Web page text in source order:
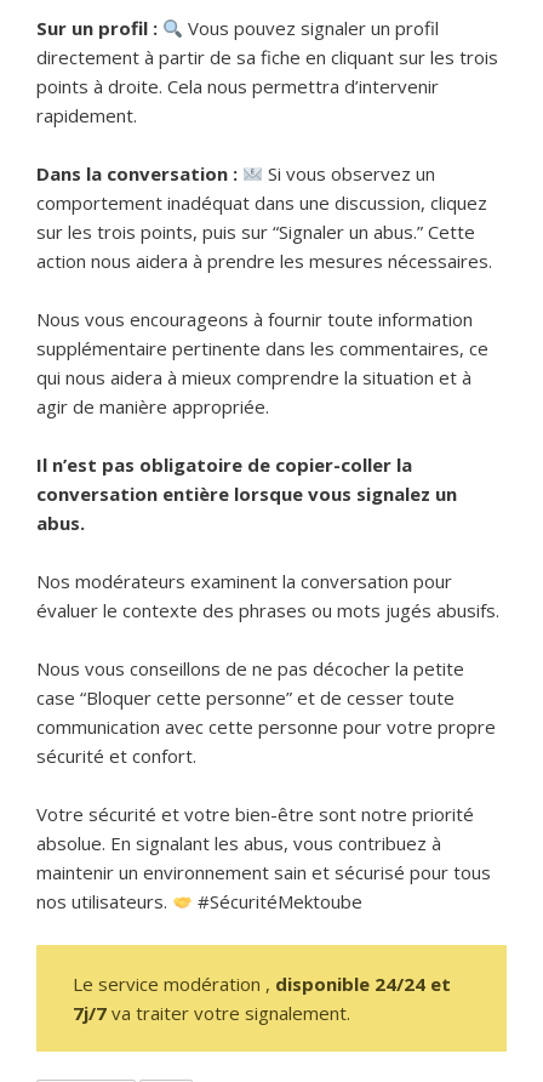
Sur un profil :
Vous pouvez signaler un profil
directement à partir de sa fiche en cliquant sur les trois
points à droite. Cela nous permettra d’intervenir
rapidement.
Dans la conversation :
Si vous observez un
comportement inadéquat dans une discussion, cliquez
sur les trois points, puis sur “Signaler un abus.” Cette
action nous aidera à prendre les mesures nécessaires.
Nous vous encourageons à fournir toute information
supplémentaire pertinente dans les commentaires, ce
qui nous aidera à mieux comprendre la situation et à
agir de manière appropriée.
Il n’est pas obligatoire de copier-coller la
conversation entière lorsque vous signalez un
abus.
Nos modérateurs examinent la conversation pour
évaluer le contexte des phrases ou mots jugés abusifs.
Nous vous conseillons de ne pas décocher la petite
case “Bloquer cette personne” et de cesser toute
communication avec cette personne pour votre propre
sécurité et confort.
Votre sécurité et votre bien-être sont notre priorité
absolue. En signalant les abus, vous contribuez à
maintenir un environnement sain et sécurisé pour tous
nos utilisateurs.
#SécuritéMektoube
Le service modération , disponible 24/24 et
7j/7 va traiter votre signalement.